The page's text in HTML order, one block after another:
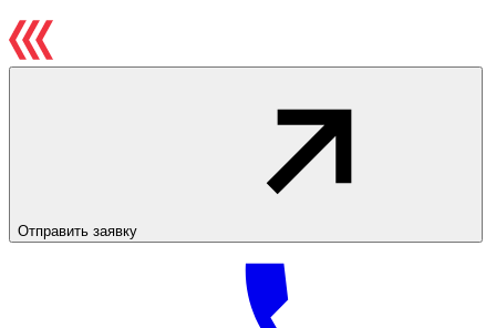
Отправить заявку